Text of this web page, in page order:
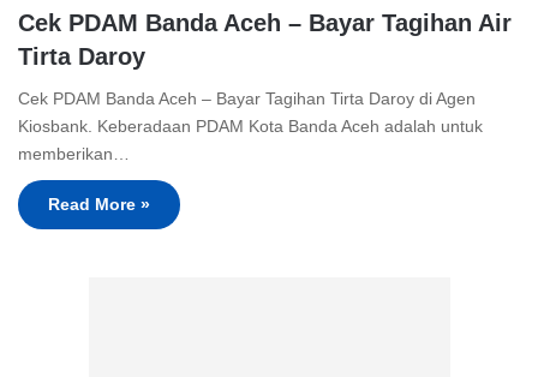
Cek PDAM Banda Aceh – Bayar Tagihan Air
Tirta Daroy
Cek PDAM Banda Aceh – Bayar Tagihan Tirta Daroy di Agen
Kiosbank. Keberadaan PDAM Kota Banda Aceh adalah untuk
memberikan…
Read More »